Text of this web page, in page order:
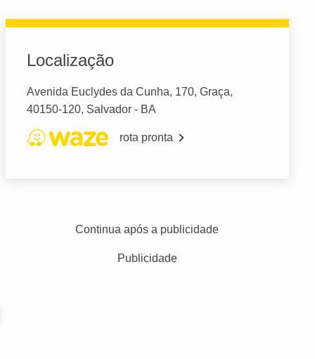
Localização
Avenida Euclydes da Cunha, 170, Graça,
40150-120, Salvador - BA
rota pronta
Continua após a publicidade
Publicidade